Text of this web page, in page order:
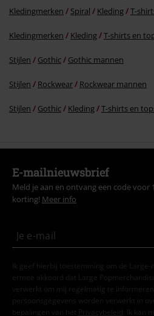
Kledingmerken Spiral Kleding T-
Kledingmerken Kleding T-shirts en
Stijlen Gothic Gothic mannen
Stijlen Rockwear Rockwear mannen
Stijlen Gothic Kleding T-shirts en
E-mailnieuwsbrief
Meld je aan en ontvang een code voor
korting! Meer info
Ik geef hierbij toestemming om de Large-
ermee akkoord dat Large
verwerkt om mij regelmatig te
persoonsgegevens worden verwerkt in
bepalingen van het
Privacybeleid . Ik kan